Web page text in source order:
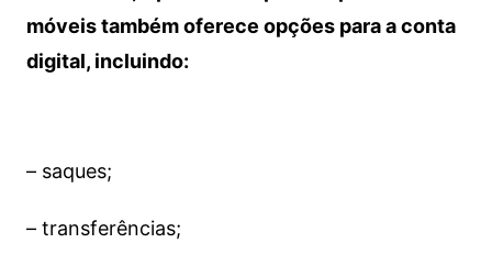
móveis também oferece opções para a conta
digital, incluindo:
– saques;
– transferências;